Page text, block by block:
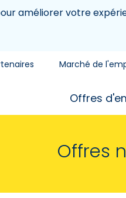
améliorer votre
Marché de
Offres
Offres